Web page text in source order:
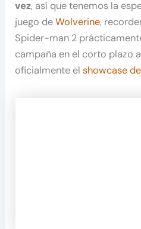
vez, así que tenemos la
juego deWolverine,
Spider-man 2
campaña en el corto plazo
oficialmente elshowcase